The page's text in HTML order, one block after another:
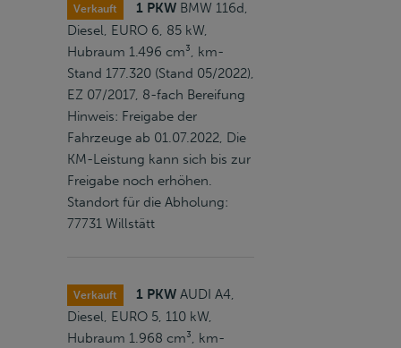
Verkauft 1 PKW BMW 116d,
Diesel, EURO 6, 85 kW,
Hubraum 1.496 cm³, km-
Stand 177.320 (Stand 05/2022),
EZ 07/2017, 8-fach Bereifung
Hinweis: Freigabe der
Fahrzeuge ab 01.07.2022, Die
KM-Leistung kann sich bis zur
Freigabe noch erhöhen.
Standort für die Abholung:
77731 Willstätt
Verkauft 1 PKW AUDI A4,
Diesel, EURO 5, 110 kW,
Hubraum 1.968 cm³, km-